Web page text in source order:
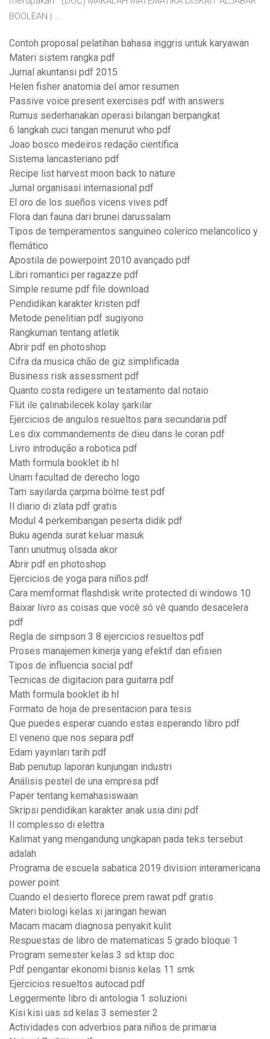
BOOLEAN | …
Contoh proposal pelatihan bahasa inggris untuk karyawan
Materi sistem rangka pdf
Jurnal akuntansi pdf 2015
Helen fisher anatomia del amor resumen
Passive voice present exercises pdf with answers
Rumus sederhanakan operasi bilangan berpangkat
6 langkah cuci tangan menurut who pdf
Joao bosco medeiros redação científica
Sistema lancasteriano pdf
Recipe list harvest moon back to nature
Jurnal organisasi internasional pdf
El oro de los sueños vicens vives pdf
Flora dan fauna dari brunei darussalam
Tipos de temperamentos sanguineo colerico melancolico y
flemático
Apostila de powerpoint 2010 avançado pdf
Libri romantici per ragazze pdf
Simple resume pdf file download
Pendidikan karakter kristen pdf
Metode penelitian pdf sugiyono
Rangkuman tentang atletik
Abrir pdf en photoshop
Cifra da musica chão de giz simplificada
Business risk assessment pdf
Quanto costa redigere un testamento dal notaio
Flüt ile çalınabilecek kolay şarkılar
Ejercicios de angulos resueltos para secundaria pdf
Les dix commandements de dieu dans le coran pdf
Livro introdução a robotica pdf
Math formula booklet ib hl
Unam facultad de derecho logo
Tam sayılarda çarpma bölme test pdf
Il diario di zlata pdf gratis
Modul 4 perkembangan peserta didik pdf
Buku agenda surat keluar masuk
Tanrı unutmuş olsada akor
Abrir pdf en photoshop
Ejercicios de yoga para niños pdf
Cara memformat flashdisk write protected di windows 10
Baixar livro as coisas que você só vê quando desacelera
pdf
Regla de simpson 3 8 ejercicios resueltos pdf
Proses manajemen kinerja yang efektif dan efisien
Tipos de influencia social pdf
Tecnicas de digitacion para guitarra pdf
Math formula booklet ib hl
Formato de hoja de presentacion para tesis
Que puedes esperar cuando estas esperando libro pdf
El veneno que nos separa pdf
Edam yayınları tarih pdf
Bab penutup laporan kunjungan industri
Análisis pestel de una empresa pdf
Paper tentang kemahasiswaan
Skripsi pendidikan karakter anak usia dini pdf
Il complesso di elettra
Kalimat yang mengandung ungkapan pada teks tersebut
adalah
Programa de escuela sabatica 2019 division interamericana
power point
Cuando el desierto florece prem rawat pdf gratis
Materi biologi kelas xi jaringan hewan
Macam macam diagnosa penyakit kulit
Respuestas de libro de matematicas 5 grado bloque 1
Program semester kelas 3 sd ktsp doc
Pdf pengantar ekonomi bisnis kelas 11 smk
Ejercicios resueltos autocad pdf
Leggermente libro di antologia 1 soluzioni
Kisi kisi uas sd kelas 3 semester 2
Actividades con adverbios para niños de primaria